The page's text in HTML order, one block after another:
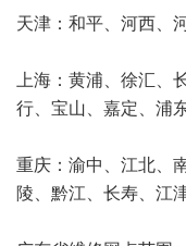
天津：和平、河西、
上海：黄浦、徐汇、
行、宝山、嘉定、浦
重庆：渝中、江北、
陵、黔江、长寿、江